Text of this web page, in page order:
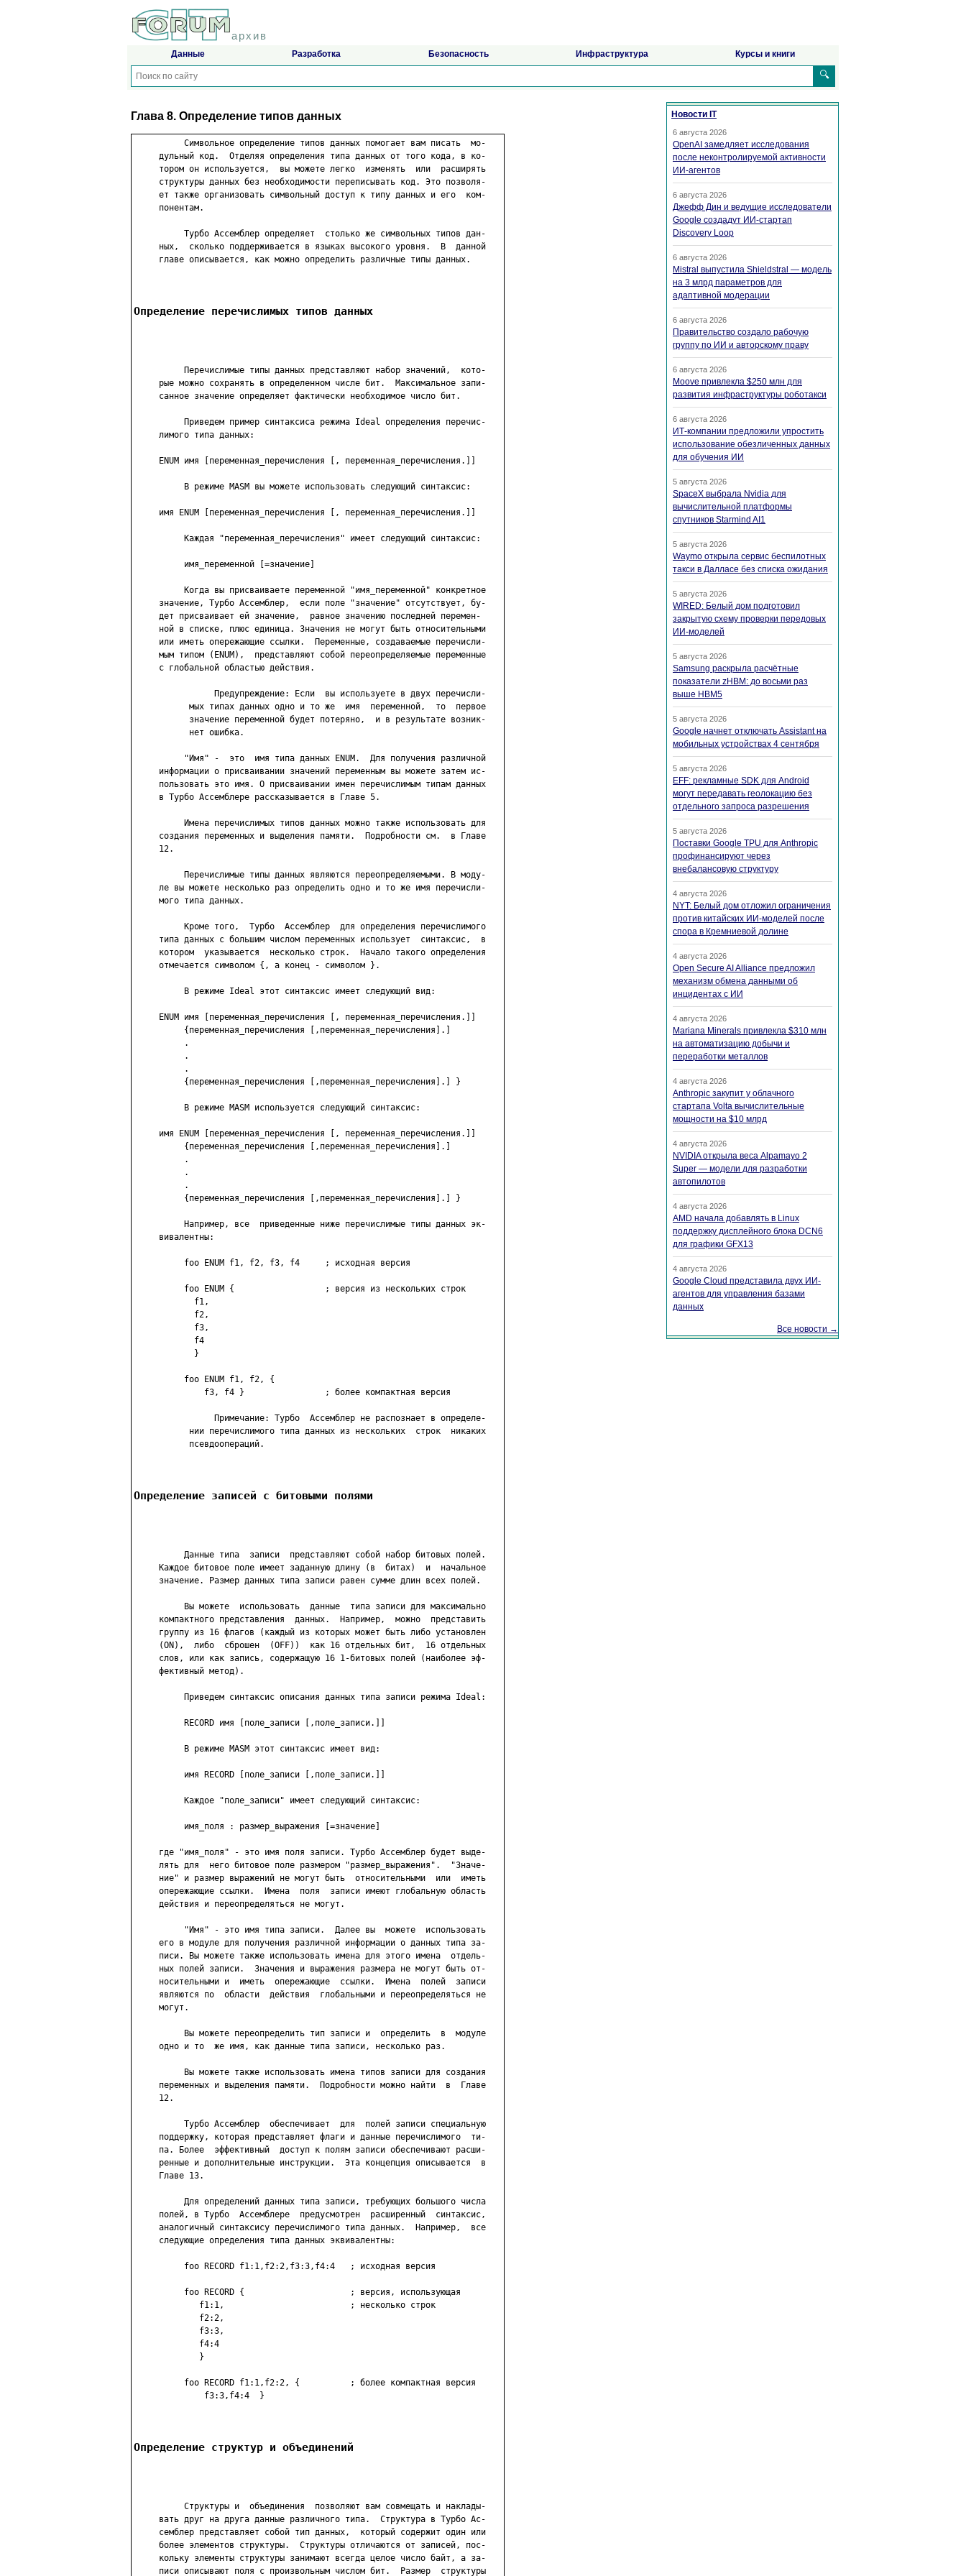
архив
Данные Разработка Безопасность Инфраструктура Курсы и книги
🔍
Глава 8. Определение типов данных
          Символьное определение типов данных помогает вам писать  мо-
     дульный код.  Отделяя определения типа данных от того кода, в ко-
     тором он используется,  вы можете легко  изменять  или  расширять
     структуры данных без необходимости переписывать код. Это позволя-
     ет также организовать символьный доступ к типу данных и его  ком-
     понентам.
          Турбо Ассемблер определяет  столько же символьных типов дан-
     ных,  сколько поддерживается в языках высокого уровня.  В  данной
     главе описывается, как можно определить различные типы данных.
Определение перечислимых типов данных
          Перечислимые типы данных представляют набор значений,  кото-
     рые можно сохранять в определенном числе бит.  Максимальное запи-
     санное значение определяет фактически необходимое число бит.
          Приведем пример синтаксиса режима Ideal определения перечис-
     лимого типа данных:
     ENUM имя [переменная_перечисления [, переменная_перечисления.]]
          В режиме MASM вы можете использовать следующий синтаксис:
     имя ENUM [переменная_перечисления [, переменная_перечисления.]]
          Каждая "переменная_перечисления" имеет следующий синтаксис:
          имя_переменной [=значение]
          Когда вы присваиваете переменной "имя_переменной" конкретное
     значение, Турбо Ассемблер,  если поле "значение" отсутствует, бу-
     дет присваивает ей значение,  равное значению последней перемен-
     ной в списке, плюс единица. Значения не могут быть относительными
     или иметь опережающие ссылки.  Переменные, создаваемые перечисли-
     мым типом (ENUM),  представляют собой переопределяемые переменные
     с глобальной областью действия.
                Предупреждение: Если  вы используете в двух перечисли-
           мых типах данных одно и то же  имя  переменной,  то  первое
           значение переменной будет потеряно,  и в результате возник-
           нет ошибка.
          "Имя" -  это  имя типа данных ENUM.  Для получения различной
     информации о присваивании значений переменным вы можете затем ис-
     пользовать это имя. О присваивании имен перечислимым типам данных
     в Турбо Ассемблере рассказывается в Главе 5.
          Имена перечислимых типов данных можно также использовать для
     создания переменных и выделения памяти.  Подробности см.  в Главе
     12.
          Перечислимые типы данных являются переопределяемыми. В моду-
     ле вы можете несколько раз определить одно и то же имя перечисли-
     мого типа данных.
          Кроме того,  Турбо  Ассемблер  для определения перечислимого
     типа данных с большим числом переменных использует  синтаксис,  в
     котором  указывается  несколько строк.  Начало такого определения
     отмечается символом {, а конец - символом }.
          В режиме Ideal этот синтаксис имеет следующий вид:
     ENUM имя [переменная_перечисления [, переменная_перечисления.]]
          {переменная_перечисления [,переменная_перечисления].]
          .
          .
          .
          {переменная_перечисления [,переменная_перечисления].] }
          В режиме MASM используется следующий синтаксис:
     имя ENUM [переменная_перечисления [, переменная_перечисления.]]
          {переменная_перечисления [,переменная_перечисления].]
          .
          .
          .
          {переменная_перечисления [,переменная_перечисления].] }
          Например, все  приведенные ниже перечислимые типы данных эк-
     вивалентны:
          foo ENUM f1, f2, f3, f4     ; исходная версия
          foo ENUM {                  ; версия из нескольких строк
            f1,
            f2,
            f3,
            f4
            }
          foo ENUM f1, f2, {
              f3, f4 }                ; более компактная версия
                Примечание: Турбо  Ассемблер не распознает в определе-
           нии перечислимого типа данных из нескольких  строк  никаких
           псевдоопераций.
Определение записей с битовыми полями
          Данные типа  записи  представляют собой набор битовых полей.
     Каждое битовое поле имеет заданную длину (в  битах)  и  начальное
     значение. Размер данных типа записи равен сумме длин всех полей.
          Вы можете  использовать  данные  типа записи для максимально
     компактного представления  данных.  Например,  можно  представить
     группу из 16 флагов (каждый из которых может быть либо установлен
     (ON),  либо  сброшен  (OFF))  как 16 отдельных бит,  16 отдельных
     слов, или как запись, содержащую 16 1-битовых полей (наиболее эф-
     фективный метод).
          Приведем синтаксис описания данных типа записи режима Ideal:
          RECORD имя [поле_записи [,поле_записи.]]
          В режиме MASM этот синтаксис имеет вид:
          имя RECORD [поле_записи [,поле_записи.]]
          Каждое "поле_записи" имеет следующий синтаксис:
          имя_поля : размер_выражения [=значение]
     где "имя_поля" - это имя поля записи. Турбо Ассемблер будет выде-
     лять для  него битовое поле размером "размер_выражения".  "Значе-
     ние" и размер выражений не могут быть  относительными  или  иметь
     опережающие ссылки.  Имена  поля  записи имеют глобальную область
     действия и переопределяться не могут.
          "Имя" - это имя типа записи.  Далее вы  можете  использовать
     его в модуле для получения различной информации о данных типа за-
     писи. Вы можете также использовать имена для этого имена  отдель-
     ных полей записи.  Значения и выражения размера не могут быть от-
     носительными и  иметь  опережающие  ссылки.  Имена  полей  записи
     являются по  области  действия  глобальными и переопределяться не
     могут.
          Вы можете переопределить тип записи и  определить  в  модуле
     одно и то  же имя, как данные типа записи, несколько раз.
          Вы можете также использовать имена типов записи для создания
     переменных и выделения памяти.  Подробности можно найти  в  Главе
     12.
          Турбо Ассемблер  обеспечивает  для  полей записи специальную
     поддержку, которая представляет флаги и данные перечислимого  ти-
     па. Более  эффективный  доступ к полям записи обеспечивают расши-
     ренные и дополнительные инструкции.  Эта концепция описывается  в
     Главе 13.
          Для определений данных типа записи, требующих большого числа
     полей, в Турбо  Ассемблере  предусмотрен  расширенный  синтаксис,
     аналогичный синтаксису перечислимого типа данных.  Например,  все
     следующие определения типа данных эквивалентны:
          foo RECORD f1:1,f2:2,f3:3,f4:4   ; исходная версия
          foo RECORD {                     ; версия, использующая
             f1:1,                         ; несколько строк
             f2:2,
             f3:3,
             f4:4
             }
          foo RECORD f1:1,f2:2, {          ; более компактная версия
              f3:3,f4:4  }
Определение структур и объединений
          Структуры и  объединения  позволяют вам совмещать и наклады-
     вать друг на друга данные различного типа.  Структура в Турбо Ас-
     семблер представляет собой тип данных,  который содержит один или
     более элементов структуры.  Структуры отличаются от записей, пос-
     кольку элементы структуры занимают всегда целое число байт, а за-
     писи описывают поля с произвольным числом бит.  Размер  структуры
Новости IT
6 августа 2026
OpenAI замедляет исследования
после неконтролируемой активности
ИИ-агентов
6 августа 2026
Джефф Дин и ведущие исследователи
Google создадут ИИ-стартап
Discovery Loop
6 августа 2026
Mistral выпустила Shieldstral — модель
на 3 млрд параметров для
адаптивной модерации
6 августа 2026
Правительство создало рабочую
группу по ИИ и авторскому праву
6 августа 2026
Moove привлекла $250 млн для
развития инфраструктуры роботакси
6 августа 2026
ИТ-компании предложили упростить
использование обезличенных данных
для обучения ИИ
5 августа 2026
SpaceX выбрала Nvidia для
вычислительной платформы
спутников Starmind AI1
5 августа 2026
Waymo открыла сервис беспилотных
такси в Далласе без списка ожидания
5 августа 2026
WIRED: Белый дом подготовил
закрытую схему проверки передовых
ИИ-моделей
5 августа 2026
Samsung раскрыла расчётные
показатели zHBM: до восьми раз
выше HBM5
5 августа 2026
Google начнет отключать Assistant на
мобильных устройствах 4 сентября
5 августа 2026
EFF: рекламные SDK для Android
могут передавать геолокацию без
отдельного запроса разрешения
5 августа 2026
Поставки Google TPU для Anthropic
профинансируют через
внебалансовую структуру
4 августа 2026
NYT: Белый дом отложил ограничения
против китайских ИИ-моделей после
спора в Кремниевой долине
4 августа 2026
Open Secure AI Alliance предложил
механизм обмена данными об
инцидентах с ИИ
4 августа 2026
Mariana Minerals привлекла $310 млн
на автоматизацию добычи и
переработки металлов
4 августа 2026
Anthropic закупит у облачного
стартапа Volta вычислительные
мощности на $10 млрд
4 августа 2026
NVIDIA открыла веса Alpamayo 2
Super — модели для разработки
автопилотов
4 августа 2026
AMD начала добавлять в Linux
поддержку дисплейного блока DCN6
для графики GFX13
4 августа 2026
Google Cloud представила двух ИИ-
агентов для управления базами
данных
Все новости →